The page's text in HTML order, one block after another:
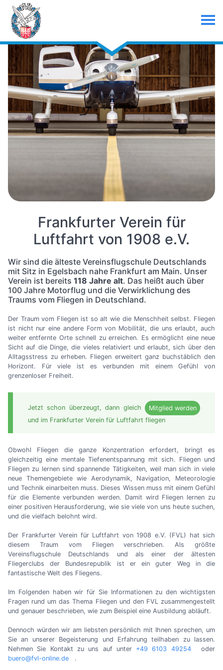
Frankfurter Verein für
Luftfahrt von 1908 e.V.
Wir sind die älteste Vereinsflugschule Deutschlands
mit Sitz in Egelsbach nahe Frankfurt am Main. Unser
Verein ist bereits 118 Jahre alt. Das heißt auch über
100 Jahre Motorflug und die Verwirklichung des
Traums vom Fliegen in Deutschland.
Der Traum vom Fliegen ist so alt wie die Menschheit selbst. Fliegen
ist nicht nur eine andere Form von Mobilität, die uns erlaubt, auch
weiter entfernte Orte schnell zu erreichen. Es ermöglicht eine neue
Sicht auf die Dinge, die vieles relativiert und erlaubt, sich über den
Alltagsstress zu erheben. Fliegen erweitert ganz buchstäblich den
Horizont. Für viele ist es verbunden mit einem Gefühl von
grenzenloser Freiheit.
Jetzt schon überzeugt, dann gleich Mitglied werden
und im Frankfurter Verein für Luftfahrt fliegen
Obwohl Fliegen die ganze Konzentration erfordert, bringt es
gleichzeitig eine mentale Tiefenentspannung mit sich. Fliegen und
Fliegen zu lernen sind spannende Tätigkeiten, weil man sich in viele
neue Themengebiete wie Aerodynamik, Navigation, Meteorologie
und Technik einarbeiten muss. Dieses Wissen muss mit einem Gefühl
für die Elemente verbunden werden. Damit wird Fliegen lernen zu
einer positiven Herausforderung, wie sie viele von uns heute suchen,
und die vielfach belohnt wird.
Der Frankfurter Verein für Luftfahrt von 1908 e.V. (FVL) hat sich
diesem Traum vom Fliegen verschrieben. Als größte
Vereinsflugschule Deutschlands und als einer der ältesten
Fliegerclubs der Bundesrepublik ist er ein guter Weg in die
fantastische Welt des Fliegens.
Im Folgenden haben wir für Sie Informationen zu den wichtigsten
Fragen rund um das Thema Fliegen und den FVL zusammengestellt
und genauer beschrieben, wie zum Beispiel eine Ausbildung abläuft.
Dennoch würden wir am liebsten persönlich mit Ihnen sprechen, um
Sie an unserer Begeisterung und Erfahrung teilhaben zu lassen.
Nehmen Sie Kontakt zu uns auf unter +49 6103 49254
oder
buero@fvl-online.de
.